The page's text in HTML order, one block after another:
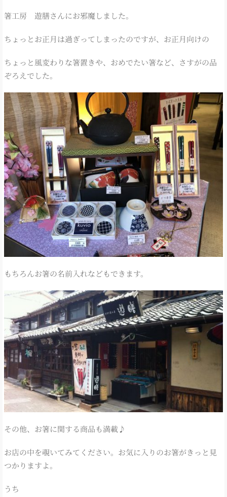
箸工房 遊膳さんにお邪魔しました。
ちょっとお正月は過ぎってしまったのですが、お正月向けの
ちょっと風変わりな箸置きや、おめでたい箸など、さすがの品
ぞろえでした。
もちろんお箸の名前入れなどもできます。
その他、お箸に関する商品も満載♪
お店の中を覗いてみてください。お気に入りのお箸がきっと見
つかりますよ。
うち